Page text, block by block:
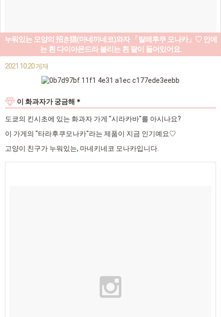
누워있는 모양의 招き猫(마네끼네코)와자 「탈레후쿠 모나카」♡ 안에
는 흰 다이아몬드라 불리는 흰 팥이 들어있어요.
2021.10.20 게재
이 화과자가 궁금해＊
도쿄의 킨시초에 있는 화과자 가게 "시라카바"를 아시나요?
이 가게의 "타라후쿠모나카"라는 제품이 지금 인기예요♡
고양이 친구가 누워있는, 마네키네코 모나카입니다.